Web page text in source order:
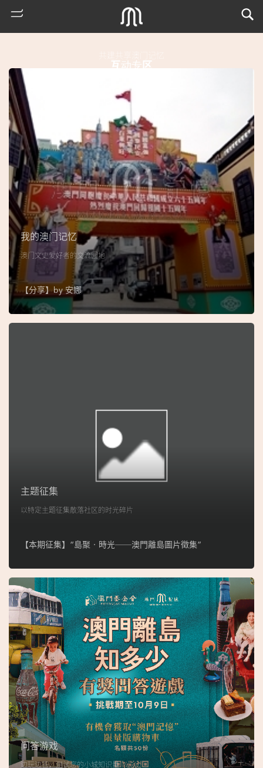
门
搜
索
古
地
图
妈
阁
互动专区
我的澳门记忆
澳门文史爱好者的交流园地
【分享】by安娜
主题征集
以特定主题征集散落社区的时光碎片
【本期征集】“島聚‧時光──澳門離島圖片徵集”
问答游戏
边玩边答，测试您的小城知识量